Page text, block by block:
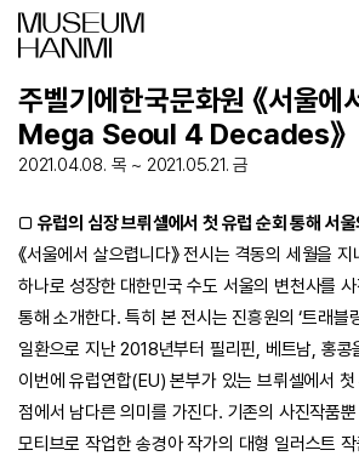
주벨기에한국문화원 《서울에
Mega Seoul 4 Decades》
2021.04.08. 목 ~ 2021.05.21. 금
□ 유럽의 심장 브뤼셀에서 첫 유럽 순회 통해 서
《서울에서 살으렵니다》 전시는 격동의 세월을
하나로 성장한 대한민국 수도 서울의 변천사를
통해 소개한다. 특히 본 전시는 진흥원의 ‘트래블
일환으로 지난 2018년부터 필리핀, 베트남, 홍콩
이번에 유럽연합(EU) 본부가 있는 브뤼셀에서
점에서 남다른 의미를 가진다. 기존의 사진작품
모티브로 작업한 송경아 작가의 대형 일러스트